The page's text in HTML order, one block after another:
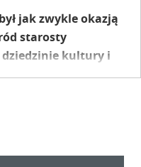
jak zwykle okazją
starosty
dziedzinie kultury i
także kazimierzacy.